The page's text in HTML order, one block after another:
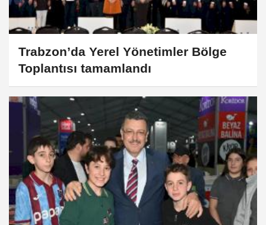
Trabzon’da Yerel Yönetimler Bölge
Toplantısı tamamlandı